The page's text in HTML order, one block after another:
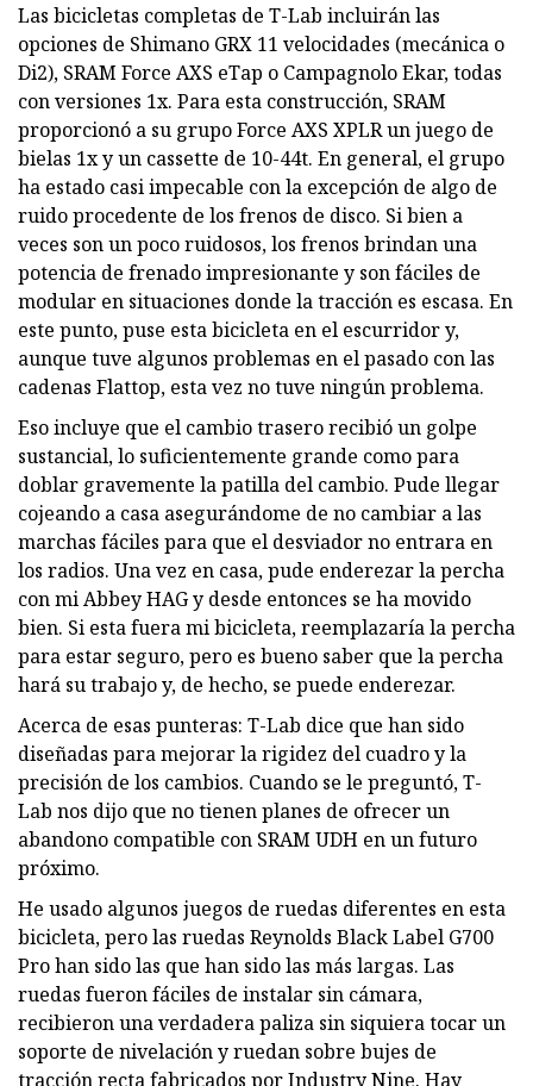
Las bicicletas completas de T-Lab incluirán las
opciones de Shimano GRX 11 velocidades (mecánica o
Di2), SRAM Force AXS eTap o Campagnolo Ekar, todas
con versiones 1x. Para esta construcción, SRAM
proporcionó a su grupo Force AXS XPLR un juego de
bielas 1x y un cassette de 10-44t. En general, el grupo
ha estado casi impecable con la excepción de algo de
ruido procedente de los frenos de disco. Si bien a
veces son un poco ruidosos, los frenos brindan una
potencia de frenado impresionante y son fáciles de
modular en situaciones donde la tracción es escasa. En
este punto, puse esta bicicleta en el escurridor y,
aunque tuve algunos problemas en el pasado con las
cadenas Flattop, esta vez no tuve ningún problema.
Eso incluye que el cambio trasero recibió un golpe
sustancial, lo suficientemente grande como para
doblar gravemente la patilla del cambio. Pude llegar
cojeando a casa asegurándome de no cambiar a las
marchas fáciles para que el desviador no entrara en
los radios. Una vez en casa, pude enderezar la percha
con mi Abbey HAG y desde entonces se ha movido
bien. Si esta fuera mi bicicleta, reemplazaría la percha
para estar seguro, pero es bueno saber que la percha
hará su trabajo y, de hecho, se puede enderezar.
Acerca de esas punteras: T-Lab dice que han sido
diseñadas para mejorar la rigidez del cuadro y la
precisión de los cambios. Cuando se le preguntó, T-
Lab nos dijo que no tienen planes de ofrecer un
abandono compatible con SRAM UDH en un futuro
próximo.
He usado algunos juegos de ruedas diferentes en esta
bicicleta, pero las ruedas Reynolds Black Label G700
Pro han sido las que han sido las más largas. Las
ruedas fueron fáciles de instalar sin cámara,
recibieron una verdadera paliza sin siquiera tocar un
soporte de nivelación y ruedan sobre bujes de
tracción recta fabricados por Industry Nine. Hay